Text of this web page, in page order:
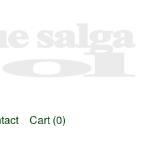
Cart (0)